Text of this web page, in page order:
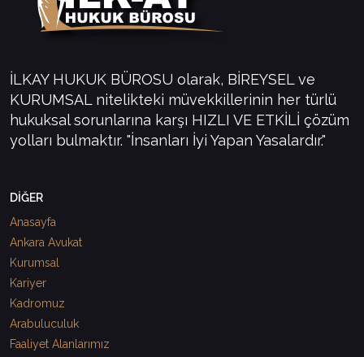
İLKAY HUKUK BÜROSU olarak, BİREYSEL ve
KURUMSAL nitelikteki müvekkillerinin her türlü
hukuksal sorunlarına karşı HIZLI VE ETKİLİ çözüm
yolları bulmaktır. "İnsanları İyi Yapan Yasalardır."
DİĞER
Anasayfa
Ankara Avukat
Kurumsal
Kariyer
Kadromuz
Arabuluculuk
Faaliyet Alanlarımız